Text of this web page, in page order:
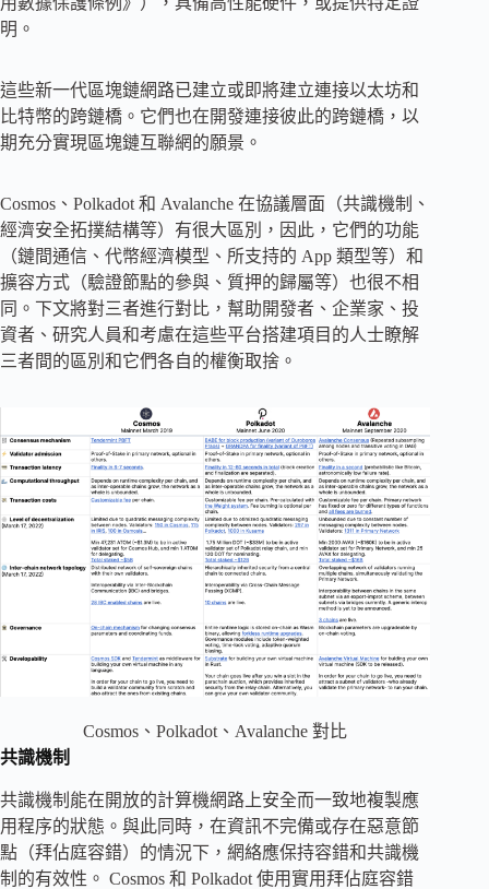
明。
這些新一代區塊鏈網路已建立或即將建立連接以太坊和
比特幣的跨鏈橋。它們也在開發連接彼此的跨鏈橋，以
期充分實現區塊鏈互聯網的願景。
Cosmos、Polkadot 和 Avalanche 在協議層面（共識機制、
經濟安全拓撲結構等）有很大區別，因此，它們的功能
（鏈間通信、代幣經濟模型、所支持的 App 類型等）和
擴容方式（驗證節點的參與、質押的歸屬等）也很不相
同。下文將對三者進行對比，幫助開發者、企業家、投
資者、研究人員和考慮在這些平台搭建項目的人士瞭解
三者間的區別和它們各自的權衡取捨。
Cosmos、Polkadot、Avalanche 對比
共識機制
共識機制能在開放的計算機網路上安全而一致地複製應
用程序的狀態。與此同時，在資訊不完備或存在惡意節
點（拜佔庭容錯）的情況下，網絡應保持容錯和共識機
制的有效性。 Cosmos 和 Polkadot 使用實用拜佔庭容錯